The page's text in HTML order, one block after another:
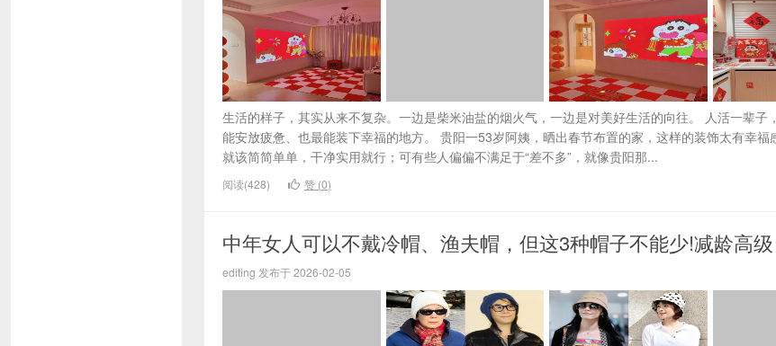
生活的样子，其实从来不复杂。一边是柴米油盐的烟火气，一边是对美好生活的向往。 人活一辈子
能安放疲惫、也最能装下幸福的地方。 贵阳一53岁阿姨，晒出春节布置的家，这样的装饰太有幸福
就该简简单单，干净实用就行；可有些人偏偏不满足于“差不多”，就像贵阳那...
阅读(428) 赞 (0)
中年女人可以不戴冷帽、渔夫帽，但这3种帽子不能少!减龄高级
editing 发布于 2026-02-05